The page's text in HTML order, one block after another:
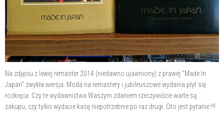
Na zdjęciu z lewej remaster 2014 (niedawno ujawniony) z prawej "Made In
Japan" zwykła wersja. Moda na remastery i jubileuszowe wydania płyt się
rozkręca. Czy tewydawnictwa Waszym zdaniem rzeczywiście warte są
zakupu, czy tylko wydacie kasę niepotrzebnie po raz drugi. Oto jest pytanie !!!